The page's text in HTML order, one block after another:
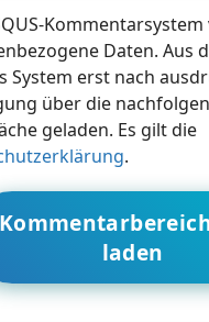
Daten. Aus
System erst nach
über die
geladen. Es gilt die
.
laden